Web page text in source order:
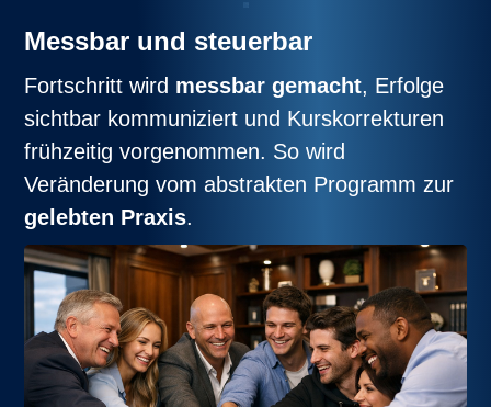
Messbar und steuerbar
Fortschritt wird messbar gemacht, Erfolge
sichtbar kommuniziert und Kurskorrekturen
frühzeitig vorgenommen. So wird
Veränderung vom abstrakten Programm zur
gelebten Praxis.